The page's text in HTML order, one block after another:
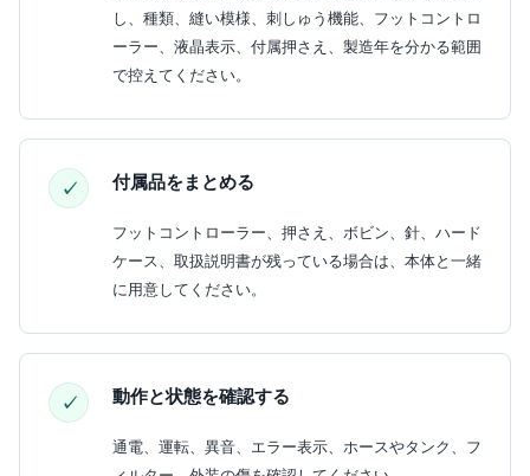
し、種類、縫い模様、刺しゅう機能、フットコントロ
ーラー、液晶表示、付属押さえ、製造年を分かる範囲
で控えてください。
付属品をまとめる
フットコントローラー、押さえ、ボビン、針、ハード
ケース、取扱説明書が残っている場合は、本体と一緒
に用意してください。
動作と状態を確認する
通電、運転、異音、エラー表示、ホースやタンク、フ